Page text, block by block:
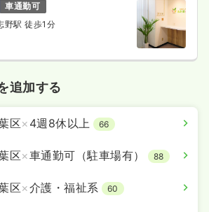
車通勤可
野駅 徒歩1分
追加する
区× 4週8休以上 66
区×車通勤可（駐車場有） 88
区×介護・福祉系 60